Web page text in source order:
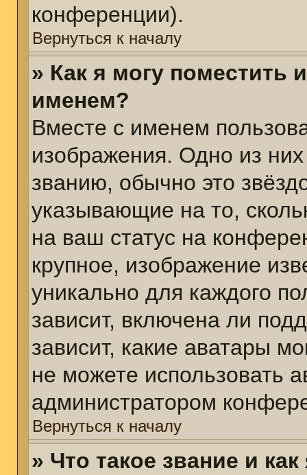
конференции).
Вернуться к началу
» Как я могу поместить
именем?
Вместе с именем
изображения. Одно из
званию, обычно это
указывающие на то,
на ваш статус на
крупное, изображение
уникально для каждого
зависит, включена ли
зависит, какие аватары
не можете использовать
администратором
Вернуться к началу
» Что такое звание и